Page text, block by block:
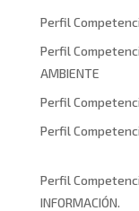
Perfil
Perfil
AMBIENTE
Perfil
Perfil
Perfil
INFORMACIÓN.